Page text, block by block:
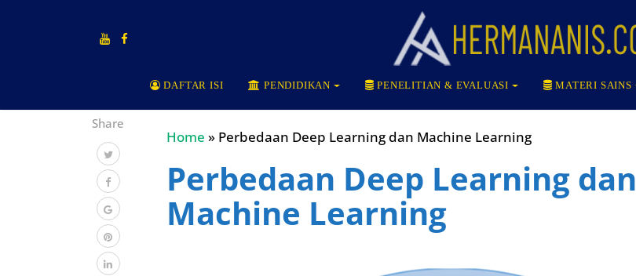
DAFTAR ISI PENDIDIKAN PENELITIAN & EVALUASI MATERI SAINS
Share
Home » Perbedaan Deep Learning dan Machine Learning
Perbedaan Deep Learning dan
Machine Learning